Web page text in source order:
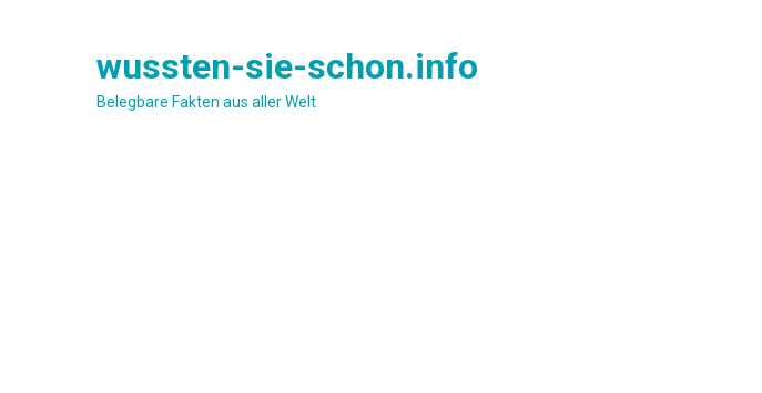
wussten-sie-schon.info
Belegbare Fakten aus aller Welt